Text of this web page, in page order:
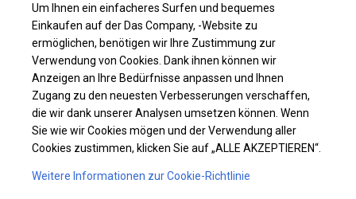
Plane ändern
KONSTRUKTION
WINTER PLUS
Um Ihnen ein einfacheres Surfen und bequemes
Einkaufen auf der Das Company, -Website zu
ermöglichen, benötigen wir Ihre Zustimmung zur
Verwendung von Cookies. Dank ihnen können wir
Anzeigen an Ihre Bedürfnisse anpassen und Ihnen
Zugang zu den neuesten Verbesserungen verschaffen,
die wir dank unserer Analysen umsetzen können. Wenn
Sie wie wir Cookies mögen und der Verwendung aller
Cookies zustimmen, klicken Sie auf „ALLE AKZEPTIEREN“.
Weitere Informationen zur Cookie-Richtlinie